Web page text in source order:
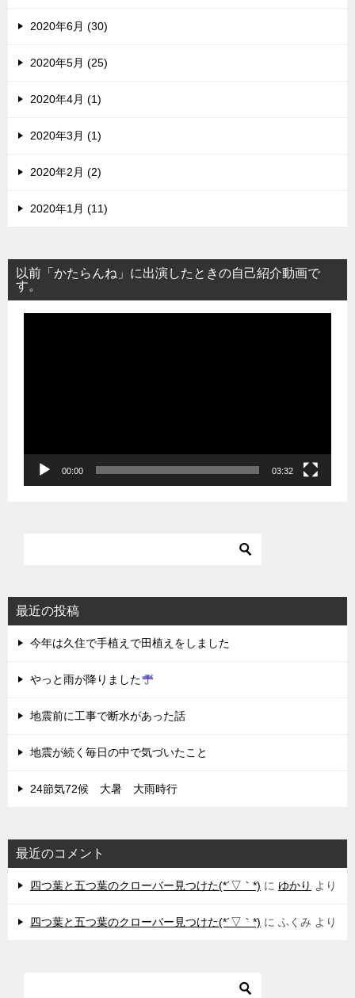
2020年6月 (30)
2020年5月 (25)
2020年4月 (1)
2020年3月 (1)
2020年2月 (2)
2020年1月 (11)
以前「かたらんね」に出演したときの自己紹介動画で
す。
00:00 03:32
最近の投稿
今年は久住で手植えで田植えをしました
やっと雨が降りました
地震前に工事で断水があった話
地震が続く毎日の中で気づいたこと
24節気72候 大暑 大雨時行
最近のコメント
四つ葉と五つ葉のクローバー見つけた(*´▽｀*) に ゆかり より
四つ葉と五つ葉のクローバー見つけた(*´▽｀*) に ふくみ より